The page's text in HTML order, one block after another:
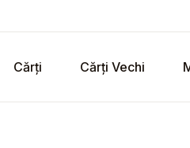
Cărți Cărți Vechi